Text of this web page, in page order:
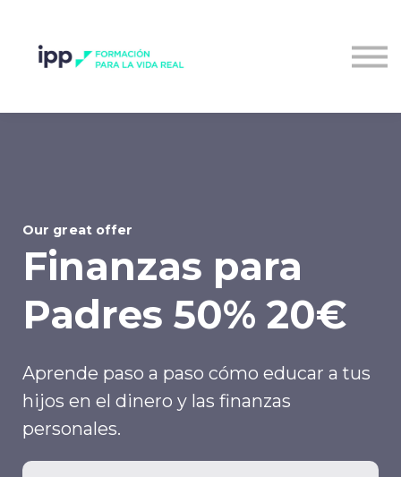
Our great offer
Finanzas para
Padres 50% 20€
Aprende paso a paso cómo educar a tus
hijos en el dinero y las finanzas
personales.